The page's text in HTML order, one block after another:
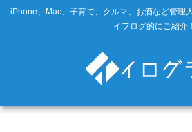
iPhone、Mac、子育て、クルマ、お酒など管理
イフログ的にご紹介！